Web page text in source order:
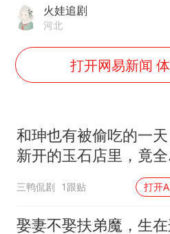
四川宜宾
公司“上
A股收盘
“中国蔬
火娃追剧
河北
打开网易新闻
和珅也有被偷吃的一天
新开的玉石店里，竟全
三鸭侃剧 1跟贴 打开
娶妻不娶扶弟魔，生